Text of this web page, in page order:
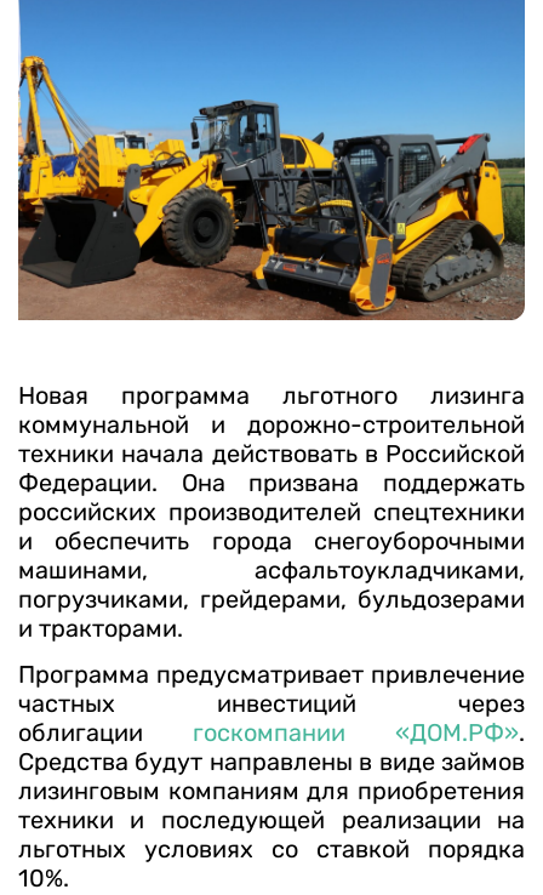
8 (800) 350 24 74
Получить консультацию
Новая программа льготного лизинга
коммунальной и дорожно-строительной
техники начала действовать в Российской
Федерации. Она призвана поддержать
российских производителей спецтехники
и обеспечить города снегоуборочными
машинами, асфальтоукладчиками,
погрузчиками, грейдерами, бульдозерами
и тракторами.
Программа предусматривает привлечение
частных инвестиций через
облигации госкомпании «ДОМ.РФ».
Средства будут направлены в виде займов
лизинговым компаниям для приобретения
техники и последующей реализации на
льготных условиях со ставкой порядка
10%.